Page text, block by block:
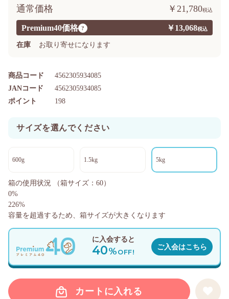
Premium40価格 ? ￥13,068
通常価格 ￥21,780
在庫 お取り寄せになります
商品コード 4562305934085
ポイント 198
JANコード 4562305934085
サイズを選んでください
600g 1.5kg 5kg
カートに入れる
に入会すると
40%OFF!
ご入会はこちら
箱の使用状況
（箱サイズ：60）
0%
226%
容量を超過するため、箱サイズが大きくなります